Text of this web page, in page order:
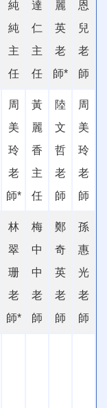
純
純
主
任
達
仁
主
任
麗
英
老
師*
恩
兒
老
師
周
美
玲
老
師*
黃
麗
香
主
任
陸
文
哲
老
師
周
美
玲
老
師
林
翠
珊
老
師*
梅
中
中
老
師
鄭
奇
英
老
師
孫
惠
光
老
師